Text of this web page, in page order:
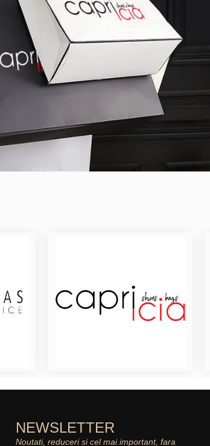
NEWSLETTER
Noutati, reduceri si cel mai important, fara